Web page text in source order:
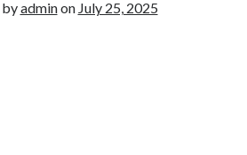
byadminon July 25, 2025